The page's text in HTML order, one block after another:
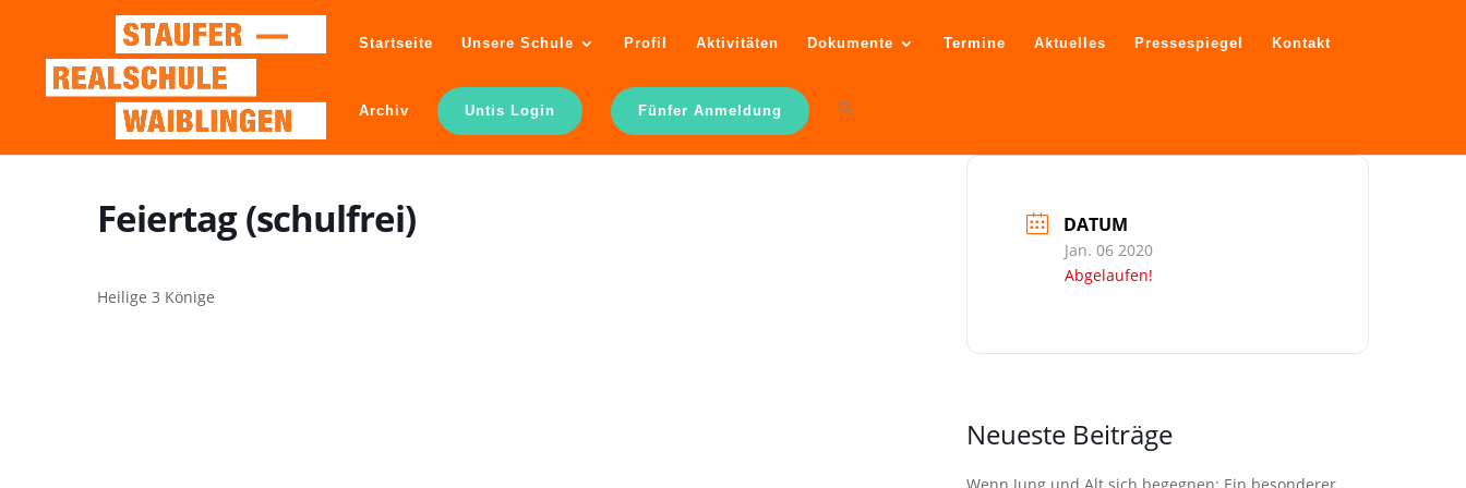
Startseite Unsere Schule Profil Aktivitäten Dokumente Termine Aktuelles Pressespiegel Kontakt
Archiv Untis Login Fünfer Anmeldung
Feiertag (schulfrei)
Heilige 3 Könige
DATUM
Jan. 06 2020
Abgelaufen!
Neueste Beiträge